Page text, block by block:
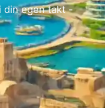
din egen takt -